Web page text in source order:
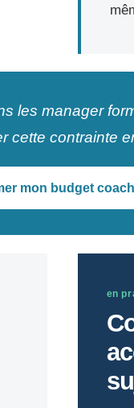
les manager
cette contrainte
mon budget
en